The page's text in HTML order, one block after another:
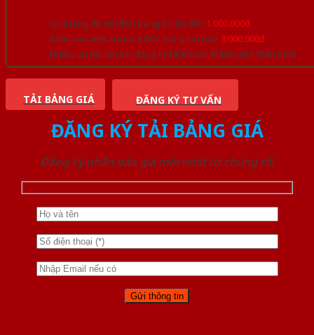
Quà tặng đồ nội thất trang trí lên đến 1.000.000đ
Giảm trực tiếp khi mua đơn hàng lớn hơn 3.000.000đ
Nhiều ưu đãi lớn khi đăng ký tài khoản thành viên thân thiết
TẢI BẢNG GIÁ ĐĂNG KÝ TƯ VẤN
ĐĂNG KÝ TẢI BẢNG GIÁ
Đăng ký nhận báo giá mới nhất từ chúng tôi